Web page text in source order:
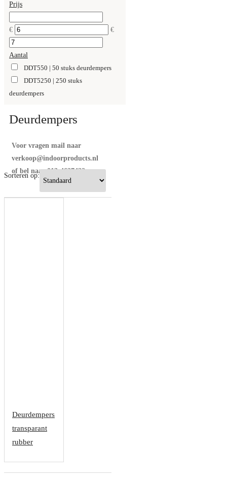
Prijs
€ €
Aantal
DDT550 | 50 stuks deurdempers
DDT5250 | 250 stuks
deurdempers
Deurdempers
Voor vragen mail naar
verkoop@indoorproducts.nl
of bel naar 013-4627422
Sorteren op:
Deurdempers
transparant
rubber